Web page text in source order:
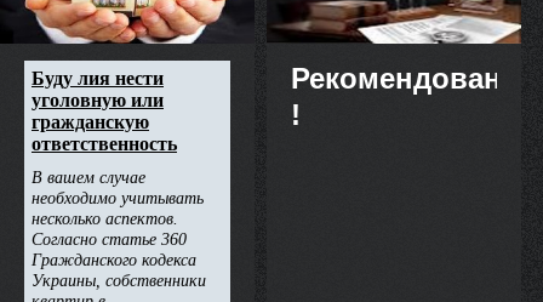
Рекомендовано
!